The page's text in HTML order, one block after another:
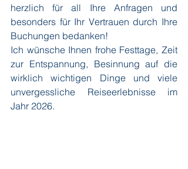
herzlich für all Ihre Anfragen und
besonders für Ihr Vertrauen durch Ihre
Buchungen bedanken!
Ich wünsche Ihnen frohe Festtage, Zeit
zur Entspannung, Besinnung auf die
wirklich wichtigen Dinge und viele
unvergessliche Reiseerlebnisse im
Jahr 2026.